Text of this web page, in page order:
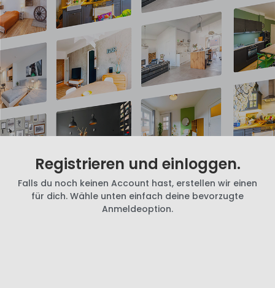
Registrieren und einloggen.
Falls du noch keinen Account hast, erstellen wir einen
für dich. Wähle unten einfach deine bevorzugte
Anmeldeoption.